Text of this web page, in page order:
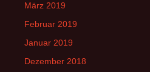
März 2019
Februar 2019
Januar 2019
Dezember 2018